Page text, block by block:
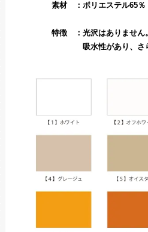
素材 ：ポリエステル65％
特徴 ：光沢はありません。
吸水性があり、さらりと